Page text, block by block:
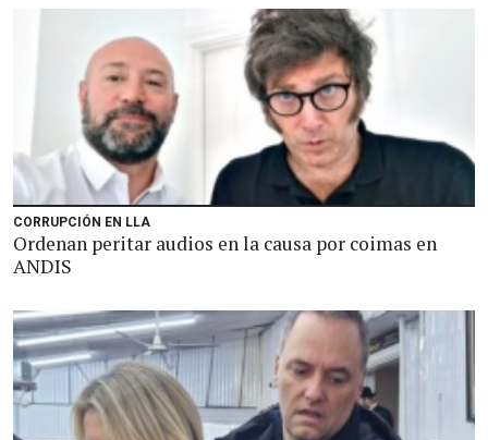
CORRUPCIÓN EN LLA
Ordenan peritar audios en la causa por coimas en
ANDIS